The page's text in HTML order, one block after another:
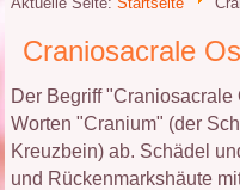
Craniosacrale
Der Begriff
Worten "Cranium" (der
Kreuzbein) ab. Schädel
und Rückenmarkshäute